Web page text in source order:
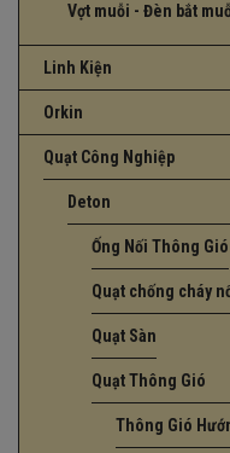
Vợt muỗi - Đèn bắt
Linh Kiện
Orkin
Quạt Công Nghiệp
Deton
Ống Nối Thông Gió
Quạt chống cháy
Quạt Sàn
Quạt Thông Gió
Thông Gió